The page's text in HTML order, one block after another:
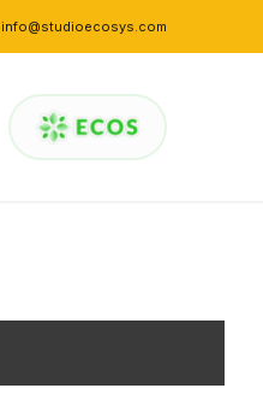
info@studioecosys.com